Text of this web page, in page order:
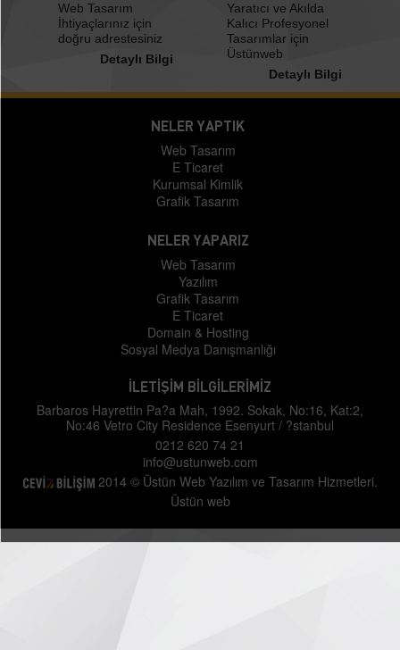
Web Tasarım
İhtiyaçlarınız için
doğru adrestesiniz
Detaylı Bilgi
Yaratıcı ve Akılda
Kalıcı Profesyonel
Tasarımlar için
Üstünweb
Detaylı Bilgi
NELER YAPTIK
Web Tasarım
E Ticaret
Kurumsal Kimlik
Grafik Tasarım
NELER YAPARIZ
Web Tasarım
Yazılım
Grafik Tasarım
E Ticaret
Domain & Hosting
Sosyal Medya Danışmanlığı
İLETİŞİM BİLGİLERİMİZ
Barbaros Hayrettin Pa?a Mah, 1992. Sokak, No:16, Kat:2,
No:46 Vetro City Residence Esenyurt / ?stanbul
0212 620 74 21
info@ustunweb.com
2014 © Üstün Web Yazılım ve Tasarım Hizmetleri.
Üstün web